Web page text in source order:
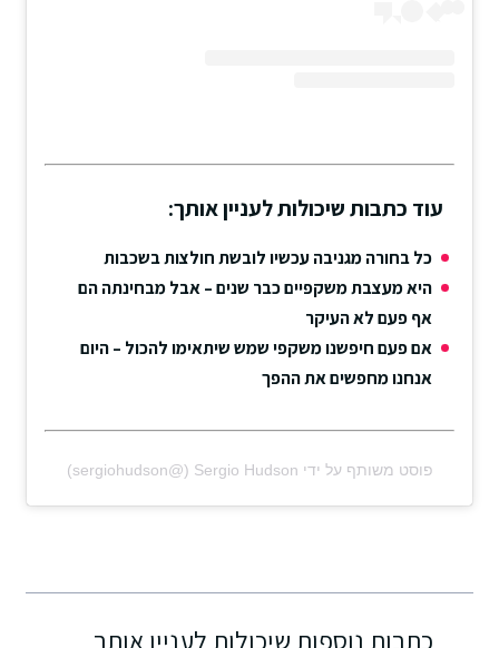
עוד כתבות שיכולות לעניין אותך:
כל בחורה מגניבה עכשיו לובשת חולצות בשכבות
היא מעצבת משקפיים כבר שנים – אבל מבחינתה הם
אף פעם לא העיקר
אם פעם חיפשנו משקפי שמש שיתאימו להכול – היום
אנחנו מחפשים את ההפך
פוסט משותף על ידי ‏‎Sergio Hudson‎‏ (@‏‎sergiohudson‎‏)
כתבות נוספות שיכולות לעניין אותך